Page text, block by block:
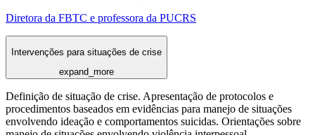
Diretora da FBTC e professora da PUCRS
Intervenções para situações de crise
expand_more
Definição de situação de crise. Apresentação de protocolos e
procedimentos baseados em evidências para manejo de situações
envolvendo ideação e comportamentos suicidas. Orientações sobre